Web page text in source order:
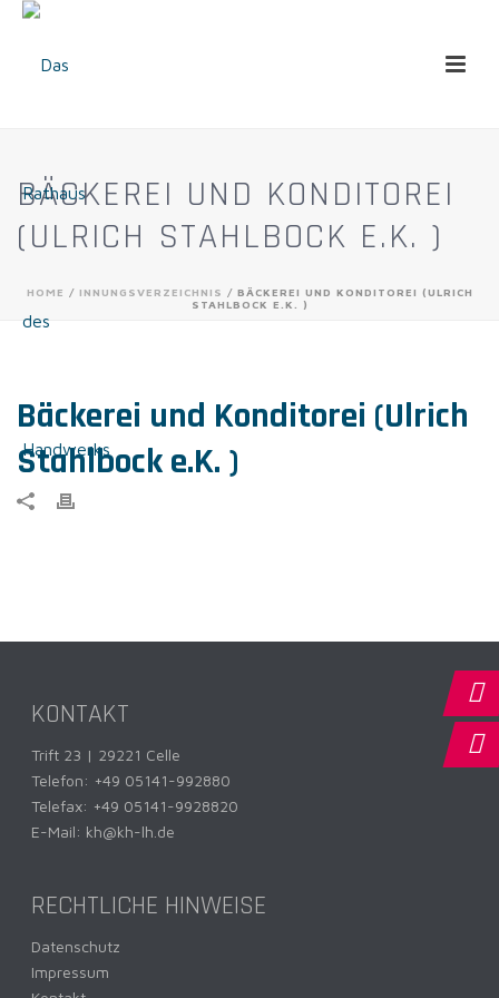
BÄCKEREI UND KONDITOREI
(ULRICH STAHLBOCK E.K. )
HOME / INNUNGSVERZEICHNIS / BÄCKEREI UND KONDITOREI (ULRICH
STAHLBOCK E.K. )
Bäckerei und Konditorei (Ulrich
Stahlbock e.K. )
KONTAKT
Trift 23 | 29221 Celle
Telefon: +49 05141-992880
Telefax: +49 05141-9928820
E-Mail: kh@kh-lh.de
RECHTLICHE HINWEISE
Datenschutz
Impressum